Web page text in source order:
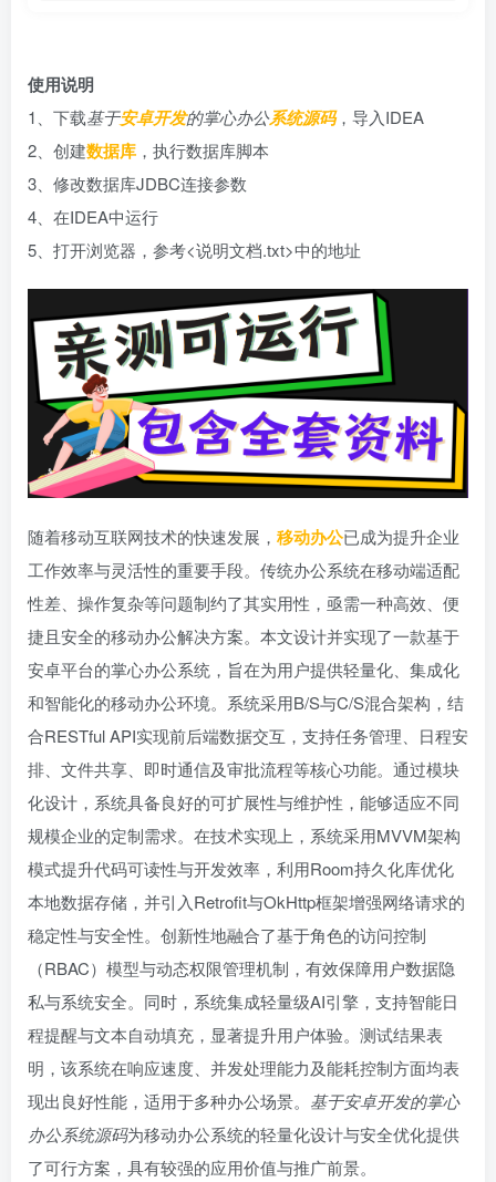
使用说明
1、下载基于安卓开发的掌心办公系统源码，导入IDEA
2、创建数据库 ，执行数据库脚本
3、修改数据库JDBC连接参数
4、在IDEA中运行
5、打开浏览器，参考<说明文档.txt>中的地址
随着移动互联网技术的快速发展， 移动办公已成为提升企业
工作效率与灵活性的重要手段。传统办公系统在移动端适配
性差、操作复杂等问题制约了其实用性，亟需一种高效、便
捷且安全的移动办公解决方案。本文设计并实现了一款基于
安卓平台的掌心办公系统，旨在为用户提供轻量化、集成化
和智能化的移动办公环境。系统采用B/S与C/S混合架构，结
合RESTful API实现前后端数据交互，支持任务管理、日程安
排、文件共享、即时通信及审批流程等核心功能。通过模块
化设计，系统具备良好的可扩展性与维护性，能够适应不同
规模企业的定制需求。在技术实现上，系统采用MVVM架构
模式提升代码可读性与开发效率，利用Room持久化库优化
本地数据存储，并引入Retrofit与OkHttp框架增强网络请求的
稳定性与安全性。创新性地融合了基于角色的访问控制
（RBAC）模型与动态权限管理机制，有效保障用户数据隐
私与系统安全。同时，系统集成轻量级AI引擎，支持智能日
程提醒与文本自动填充，显著提升用户体验。测试结果表
明，该系统在响应速度、并发处理能力及能耗控制方面均表
现出良好性能，适用于多种办公场景。 基于安卓开发的掌心
办公系统源码为移动办公系统的轻量化设计与安全优化提供
了可行方案，具有较强的应用价值与推广前景。